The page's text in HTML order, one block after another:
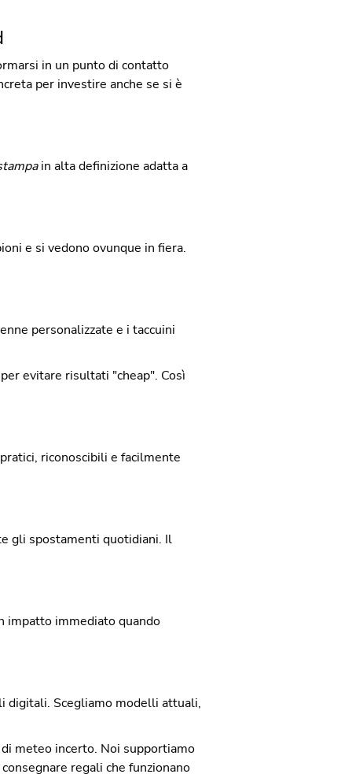
in un punto di contatto
per investire anche se si è
in alta definizione adatta a
e si vedono ovunque in fiera.
personalizzate e i taccuini
evitare risultati "cheap". Così
riconoscibili e facilmente
gli spostamenti quotidiani. Il
impatto immediato quando
digitali. Scegliamo modelli attuali,
meteo incerto. Noi supportiamo
regali che funzionano